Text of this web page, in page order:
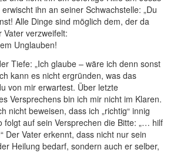
ihn an seiner Schwachstelle: „Du
Alle Dinge sind möglich dem, der da
Vater verzweifelt:
Unglauben!
Tiefe: „Ich glaube – wäre ich denn sonst
kann es nicht ergründen, was das
von mir erwartest. Über letzte
Versprechens bin ich mir nicht im Klaren.
nicht beweisen, dass ich „richtig“ innig
folgt auf sein Versprechen die Bitte: „… hilf
Der Vater erkennt, dass nicht nur sein
Heilung bedarf, sondern auch er selber,